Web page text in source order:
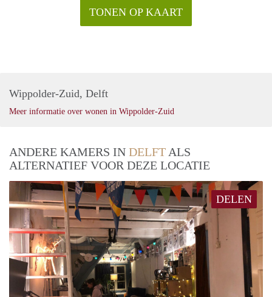
TONEN OP KAART
Wippolder-Zuid, Delft
Meer informatie over wonen in Wippolder-Zuid
ANDERE KAMERS IN DELFT ALS
ALTERNATIEF VOOR DEZE LOCATIE
DELEN